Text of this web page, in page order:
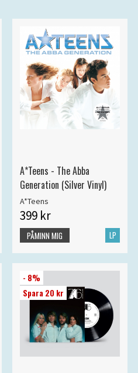
A*Teens - The Abba
Generation (Silver Vinyl)
A*Teens
399 kr
LP
PÅMINN MIG
- 8%
Spara 20 kr